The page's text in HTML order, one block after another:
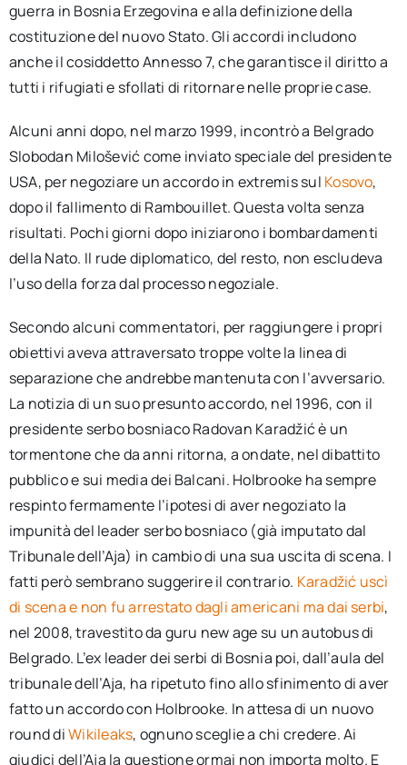
guerra in Bosnia Erzegovina e alla definizione della
costituzione del nuovo Stato. Gli accordi includono
anche il cosiddetto Annesso 7, che garantisce il diritto a
tutti i rifugiati e sfollati di ritornare nelle proprie case.
Alcuni anni dopo, nel marzo 1999, incontrò a Belgrado
Slobodan Milošević come inviato speciale del presidente
USA, per negoziare un accordo in extremis sul Kosovo,
dopo il fallimento di Rambouillet. Questa volta senza
risultati. Pochi giorni dopo iniziarono i bombardamenti
della Nato. Il rude diplomatico, del resto, non escludeva
l’uso della forza dal processo negoziale.
Secondo alcuni commentatori, per raggiungere i propri
obiettivi aveva attraversato troppe volte la linea di
separazione che andrebbe mantenuta con l’avversario.
La notizia di un suo presunto accordo, nel 1996, con il
presidente serbo bosniaco Radovan Karadžić è un
tormentone che da anni ritorna, a ondate, nel dibattito
pubblico e sui media dei Balcani. Holbrooke ha sempre
respinto fermamente l’ipotesi di aver negoziato la
impunità del leader serbo bosniaco (già imputato dal
Tribunale dell’Aja) in cambio di una sua uscita di scena. I
fatti però sembrano suggerire il contrario. Karadžić uscì
di scena e non fu arrestato dagli americani ma dai serbi,
nel 2008, travestito da guru new age su un autobus di
Belgrado. L’ex leader dei serbi di Bosnia poi, dall’aula del
tribunale dell’Aja, ha ripetuto fino allo sfinimento di aver
fatto un accordo con Holbrooke. In attesa di un nuovo
round diWikileaks, ognuno sceglie a chi credere. Ai
giudici dell’Aja la questione ormai non importa molto. E